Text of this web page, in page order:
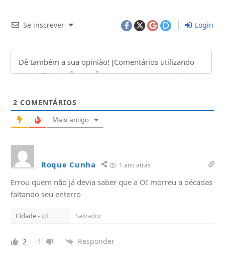
Se inscrever Login
2 COMENTÁRIOS
Mais antigo
Roque Cunha 1 ano atrás
Errou quem não já devia saber que a OI morreu a décadas
faltando seu enterro
Cidade - UF Salvador
2 -1 Responder